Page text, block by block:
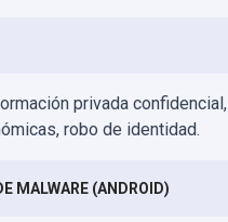
privada confidencial,
robo de identidad.
MALWARE (ANDROID)